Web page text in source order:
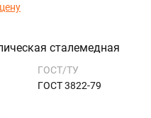
сталемедная
ГОСТ/ТУ
ГОСТ 3822-79